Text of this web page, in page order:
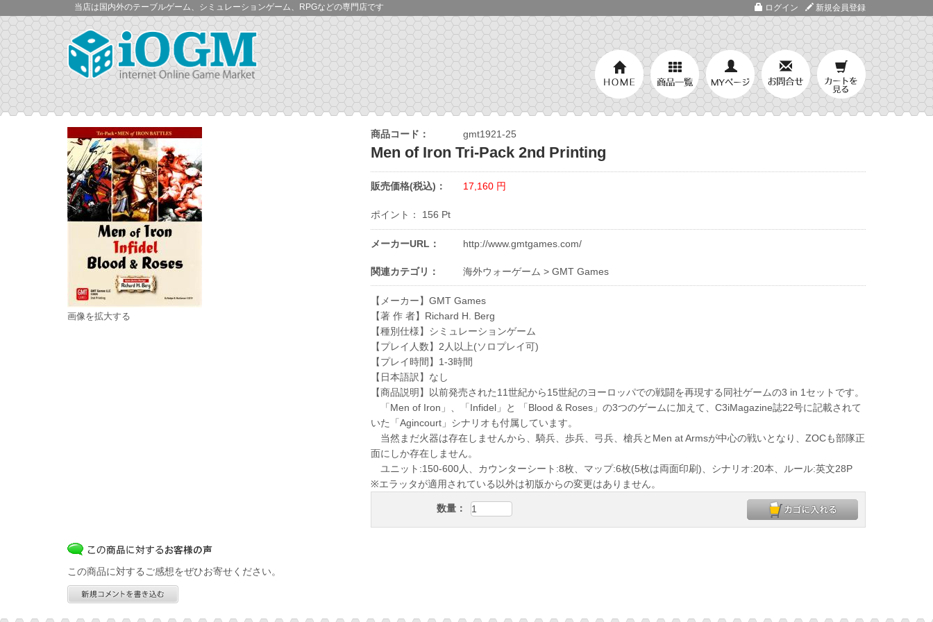
当店は国内外のテーブルゲーム、シミュレーションゲーム、RPGなどの専門店です ログイン 新規会員登録
画像を拡大する
商品コード： gmt1921-25
Men of Iron Tri-Pack 2nd Printing
販売価格(税込)： 17,160 円
ポイント： 156 Pt
メーカーURL： http://www.gmtgames.com/
関連カテゴリ： 海外ウォーゲーム > GMT Games
【メーカー】GMT Games
【著 作 者】Richard H. Berg
【種別仕様】シミュレーションゲーム
【プレイ人数】2人以上(ソロプレイ可)
【プレイ時間】1-3時間
【日本語訳】なし
【商品説明】以前発売された11世紀から15世紀のヨーロッパでの戦闘を再現する同社ゲームの3 in 1セットです。
「Men of Iron」、「Infidel」と 「Blood & Roses」の3つのゲームに加えて、C3iMagazine誌22号に記載されて
いた「Agincourt」シナリオも付属しています。
当然まだ火器は存在しませんから、騎兵、歩兵、弓兵、槍兵とMen at Armsが中心の戦いとなり、ZOCも部隊正
面にしか存在しません。
ユニット:150-600人、カウンターシート:8枚、マップ:6枚(5枚は両面印刷)、シナリオ:20本、ルール:英文28P
※エラッタが適用されている以外は初版からの変更はありません。
数量：
この商品に対するご感想をぜひお寄せください。